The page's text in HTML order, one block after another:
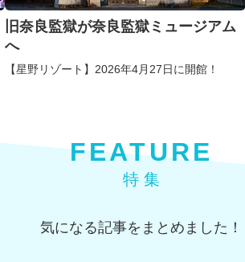
旧奈良監獄が奈良監獄ミュージアム
へ
【星野リゾート】2026年4月27日に開館！
FEATURE
特 集
気になる記事をまとめました！